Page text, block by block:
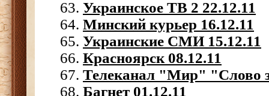
Украинское ТВ 2 22.12.11
Минский курьер 16.12.11
Украинские СМИ 15.12.11
Красноярск 08.12.11
Телеканал "Мир" "Слово
Багнет 01.12.11